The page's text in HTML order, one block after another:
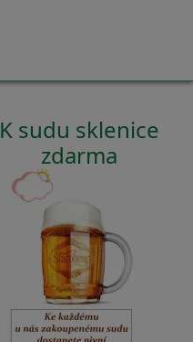
K sudu sklenice
zdarma